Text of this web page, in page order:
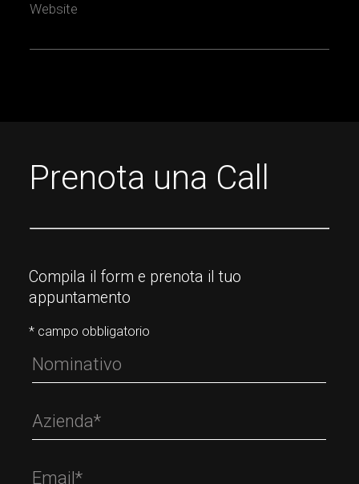
Website
Prenota una Call
Compila il form e prenota il tuo
appuntamento
* campo obbligatorio